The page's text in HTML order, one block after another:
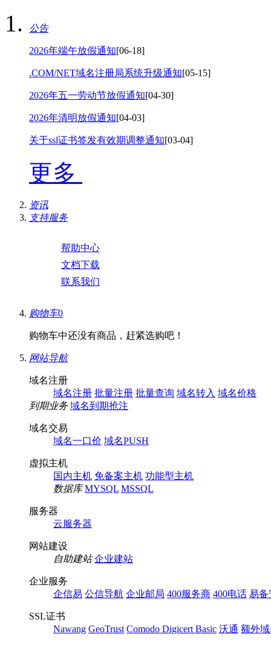
公告
2026年端午放假通知[06-18]
.COM/NET域名注册局系统升级通知[05-15]
2026年五一劳动节放假通知[04-30]
2026年清明放假通知[04-03]
关于ssl证书签发有效期调整通知[03-04]
更多
资讯
支持服务
帮助中心
文档下载
联系我们
购物车0
购物车中还没有商品，赶紧选购吧！
网站导航
域名注册
域名注册 批量注册 批量查询 域名转入 域名价格
到期业务 域名到期抢注
域名交易
域名一口价 域名PUSH
虚拟主机
国内主机 免备案主机 功能型主机
数据库 MYSQL MSSQL
服务器
云服务器
网站建设
自助建站 企业建站
企业服务
企信易 公信导航 企业邮局 400服务商 400电话 易备
SSL证书
Nawang GeoTrust Comodo Digicert Basic 沃通 额外